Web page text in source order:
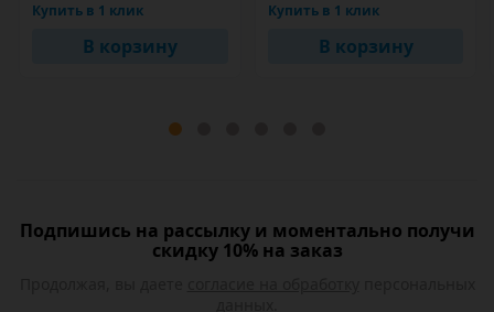
Купить в 1 клик
В корзину
Купить в 1 клик
В корзину
Подпишись на рассылку и моментально получи
скидку 10% на заказ